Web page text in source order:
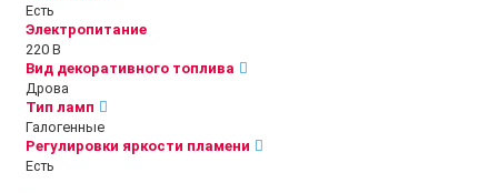
Есть
Электропитание
220 В
Вид декоративного топлива
Дрова
Тип ламп
Галогенные
Регулировки яркости пламени
Есть